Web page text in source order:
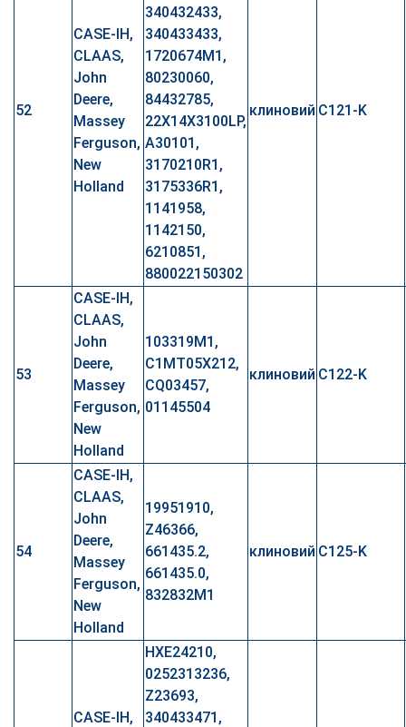
52
CASE-IH,
CLAAS,
John
Deere,
Massey
Ferguson,
New
Holland
340432433,
340433433,
1720674M1,
80230060,
84432785,
22X14X3100LP,
A30101,
3170210R1,
3175336R1,
1141958,
1142150,
6210851,
880022150302
клиновий C121-K
53
CASE-IH,
CLAAS,
John
Deere,
Massey
Ferguson,
New
Holland
103319M1,
C1MT05X212,
CQ03457,
01145504
клиновий C122-K
54
CASE-IH,
CLAAS,
John
Deere,
Massey
Ferguson,
New
Holland
19951910,
Z46366,
661435.2,
661435.0,
832832M1
клиновий C125-K
CASE-IH,
HXE24210,
0252313236,
Z23693,
340433471,